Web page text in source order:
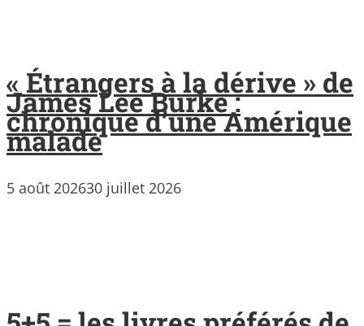
« Étrangers à la dérive » de
James Lee Burke :
chronique d’une Amérique
malade
5 août 202630 juillet 2026